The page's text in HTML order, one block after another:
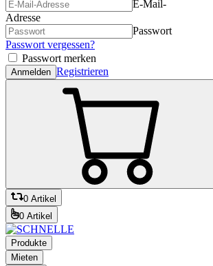
E-Mail-
Adresse
Passwort
Passwort vergessen?
Passwort merken
Anmelden Registrieren
0 Artikel
0 Artikel
Produkte
Mieten